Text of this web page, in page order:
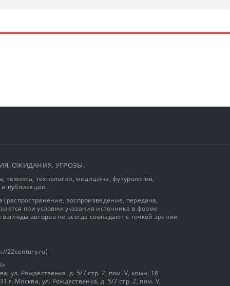
ОЖИДАНИЯ, УГРОЗЫ.
техника, технологии, медицина, футурология,
публикации.
воспроизведение, передача,
при условии указания источника в форме
авторов не всегда совпадают с точкой зрения
22century.ru)
ул. Рождественка, д. 5/7 стр. 2, пом. V, комн. 18
г. Москва, ул. Рождественка, д. 5/7 стр. 2, пом. V,